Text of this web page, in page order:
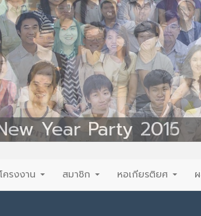
Year Party 2015
รงงาน สมาชิก หอเกียรติยศ